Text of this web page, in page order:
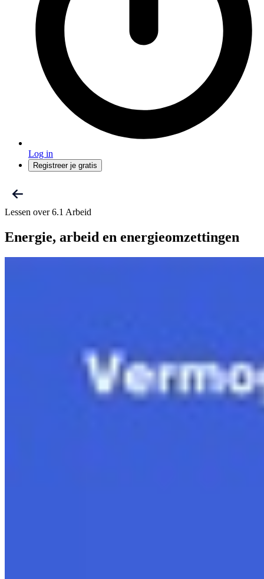
Log in
Registreer je gratis
Lessen over 6.1 Arbeid
Energie, arbeid en energieomzettingen